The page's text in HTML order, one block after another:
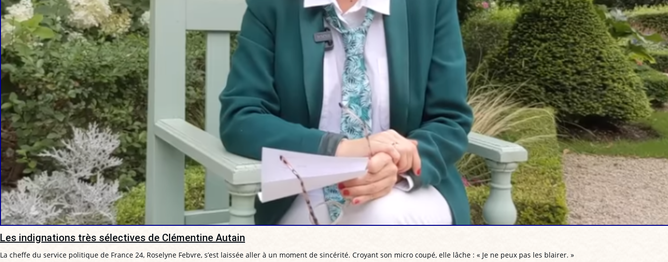
Les indignations très sélectives de Clémentine Autain
La cheffe du service politique de France 24, Roselyne Febvre, s’est laissée aller à un moment de sincérité. Croyant son micro coupé, elle lâche : « Je ne peux pas les blairer. »